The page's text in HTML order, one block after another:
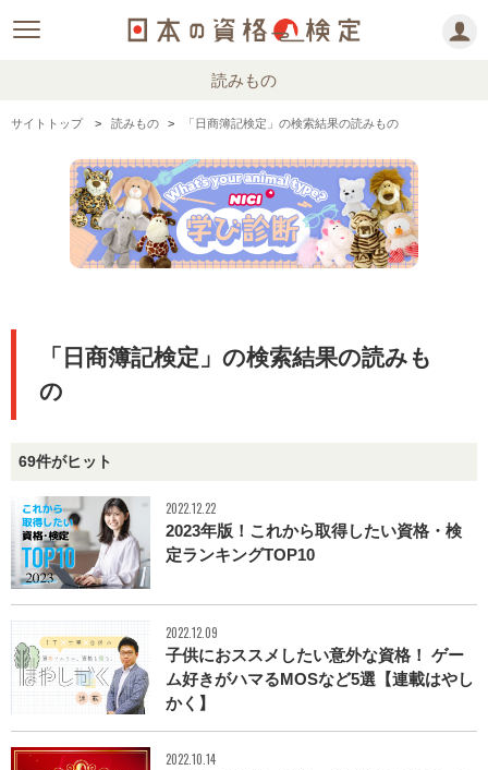
読みもの
サイトトップ 読みもの 「日商簿記検定」の検索結果の読みもの
「日商簿記検定」の検索結果の読みも
の
69件がヒット
2022.12.22
2023年版！これから取得したい資格・検
定ランキングTOP10
2022.12.09
子供におススメしたい意外な資格！ ゲー
ム好きがハマるMOSなど5選【連載はやし
かく】
2022.10.14